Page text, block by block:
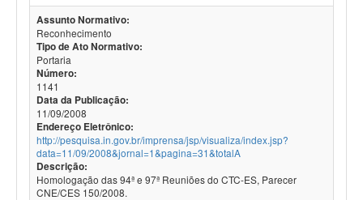
Assunto Normativo:
Reconhecimento
Tipo de Ato Normativo:
Portaria
Número:
1141
Data da Publicação:
11/09/2008
Endereço Eletrônico:
http://pesquisa.in.gov.br/imprensa/jsp/visualiza/index.jsp?
data=11/09/2008&jornal=1&pagina=31&totalA
Descrição:
Homologação das 94ª e 97ª Reuniões do CTC-ES, Parecer
CNE/CES 150/2008.